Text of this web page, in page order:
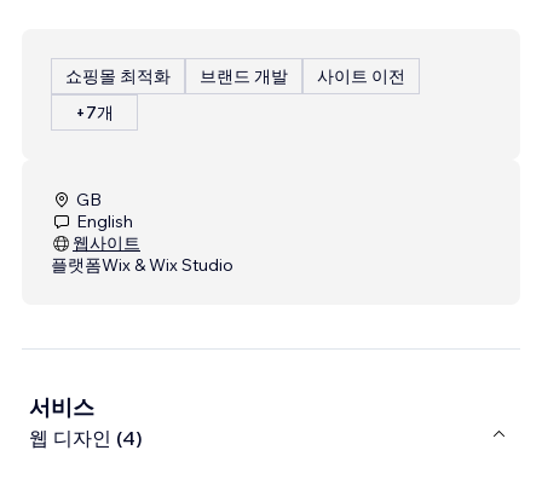
쇼핑몰 최적화 브랜드 개발
사이트 이전
+7개
GB
English
웹사이트
플랫폼Wix & Wix Studio
서비스
웹 디자인 (4)